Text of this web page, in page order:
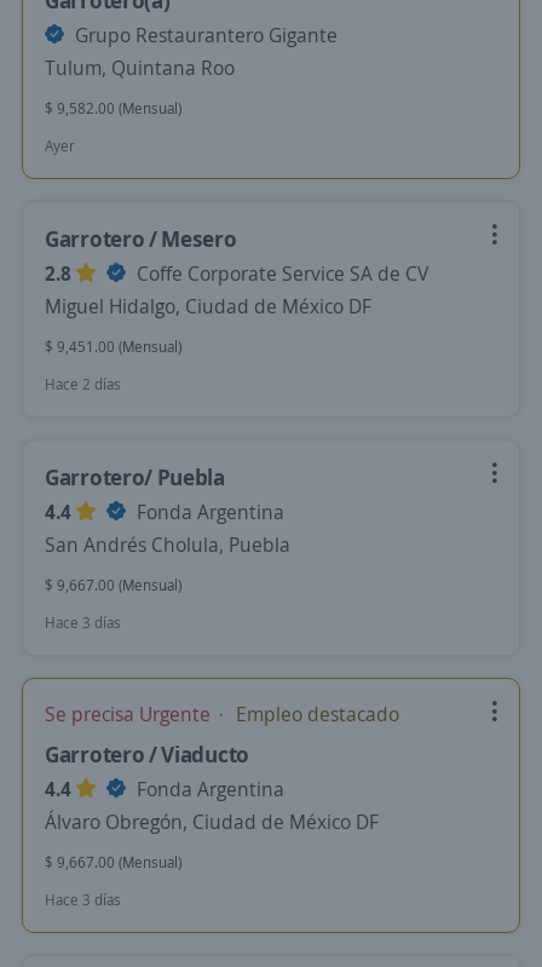
Grupo Restaurantero Gigante
Tulum, Quintana Roo
$ 9,582.00 (Mensual)
Ayer
Garrotero / Mesero
2.8
Coffe Corporate Service SA de CV
Miguel Hidalgo, Ciudad de México DF
$ 9,451.00 (Mensual)
Hace 2 días
Garrotero/ Puebla
4.4
Fonda Argentina
San Andrés Cholula, Puebla
$ 9,667.00 (Mensual)
Hace 3 días
Se precisa Urgente Empleo destacado
Garrotero / Viaducto
4.4
Fonda Argentina
Álvaro Obregón, Ciudad de México DF
$ 9,667.00 (Mensual)
Hace 3 días